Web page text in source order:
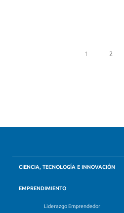
1 2
CIENCIA, TECNOLOGÍA E INNOVACIÓN
EMPRENDIMIENTO
Liderazgo Emprendedor